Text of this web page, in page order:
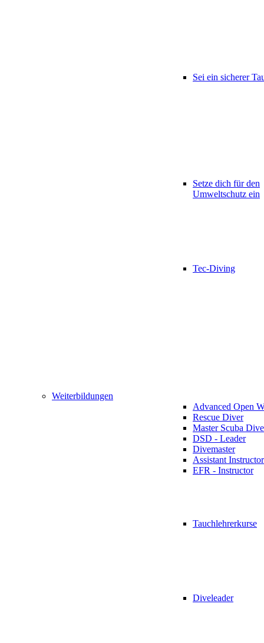
Sei ein sicherer
Setze dich für den
Umweltschutz ein
Tec-Diving
Weiterbildungen
Advanced Open
Rescue Diver
Master Scuba
DSD - Leader
Divemaster
Assistant Instructor
EFR - Instructor
Tauchlehrerkurse
Diveleader